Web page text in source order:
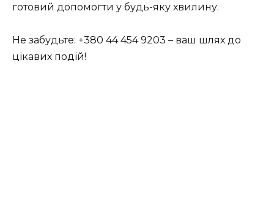
готовий допомогти у будь-яку хвилину.
Не забудьте: +380 44 454 9203 – ваш шлях до
цікавих подій!